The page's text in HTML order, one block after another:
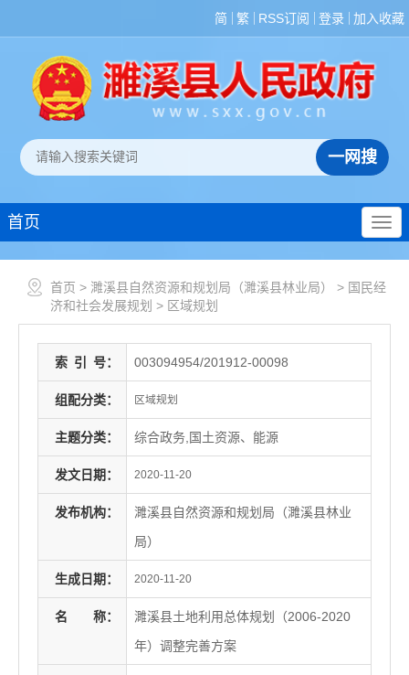
简 繁 RSS订阅 登录 加入收藏
首页
首页 > 濉溪县自然资源和规划局（濉溪县林业局） > 国民经
济和社会发展规划 > 区域规划
索 引 号： 003094954/201912-00098
组配分类： 区域规划
主题分类： 综合政务,国土资源、能源
发文日期： 2020-11-20
发布机构：
濉溪县自然资源和规划局（濉溪县林业
局）
生成日期： 2020-11-20
名 称：
濉溪县土地利用总体规划（2006-2020
年）调整完善方案